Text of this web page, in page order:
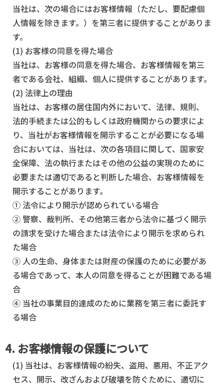
当社は、次の場合にはお客様情報（ただし、要配慮個
人情報を除きます。）を第三者に提供することがありま
す。
(1) お客様の同意を得た場合
当社は、お客様の同意を得た場合、お客様情報を第三
者である会社、組織、個人に提供することがあります。
(2) 法律上の理由
当社は、お客様の居住国内外において、法律、規則、
法的手続または公的もしくは政府機関からの要求によ
り、当社がお客様情報を開示することが必要になる場
合においては、当社は、次の各項目に関して、国家安
全保障、法の執行またはその他の公益の実現のために
必要または適切であると判断した場合、お客様情報を
開示することがあります。
① 法令により開示が認められている場合
② 警察、裁判所、その他第三者から法令に基づく開示
の請求を受けた場合または法令により開示を求められ
た場合
③ 人の生命、身体または財産の保護のために必要があ
る場合であって、本人の同意を得ることが困難である場
合
④ 当社の事業目的達成のために業務を第三者に委託す
る場合
4. お客様情報の保護について
(1) 当社は、お客様情報の紛失、盗用、悪用、不正アク
セス、開示、改ざんおよび破壊を防ぐために、適切に